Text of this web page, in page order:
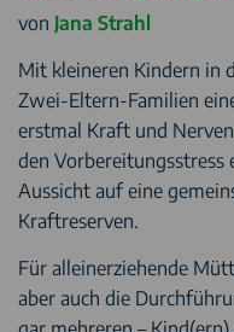
von Jana Strahl
Mit kleineren Kindern in
Zwei-Eltern-Familien
erstmal Kraft und
den
Aussicht auf eine
Kraftreserven.
Für alleinerziehende
aber auch die